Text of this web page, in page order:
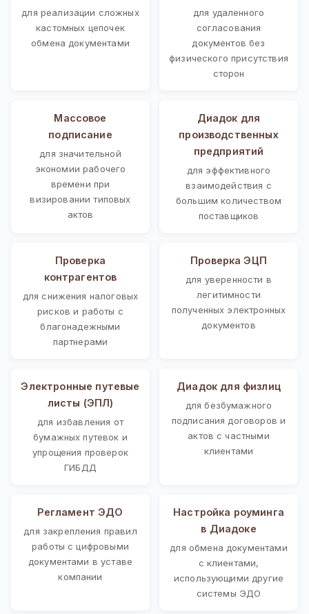
для реализации сложных
кастомных цепочек
обмена документами
для удаленного
согласования
документов без
физического присутствия
сторон
Массовое
подписание
для значительной
экономии рабочего
времени при
визировании типовых
актов
Диадок для
производственных
предприятий
для эффективного
взаимодействия с
большим количеством
поставщиков
Проверка
контрагентов
для снижения налоговых
рисков и работы с
благонадежными
партнерами
Проверка ЭЦП
для уверенности в
легитимности
полученных электронных
документов
Электронные путевые
листы (ЭПЛ)
для избавления от
бумажных путевок и
упрощения проверок
ГИБДД
Диадок для физлиц
для безбумажного
подписания договоров и
актов с частными
клиентами
Регламент ЭДО
для закрепления правил
работы с цифровыми
документами в уставе
компании
Настройка роуминга
в Диадоке
для обмена документами
с клиентами,
использующими другие
системы ЭДО